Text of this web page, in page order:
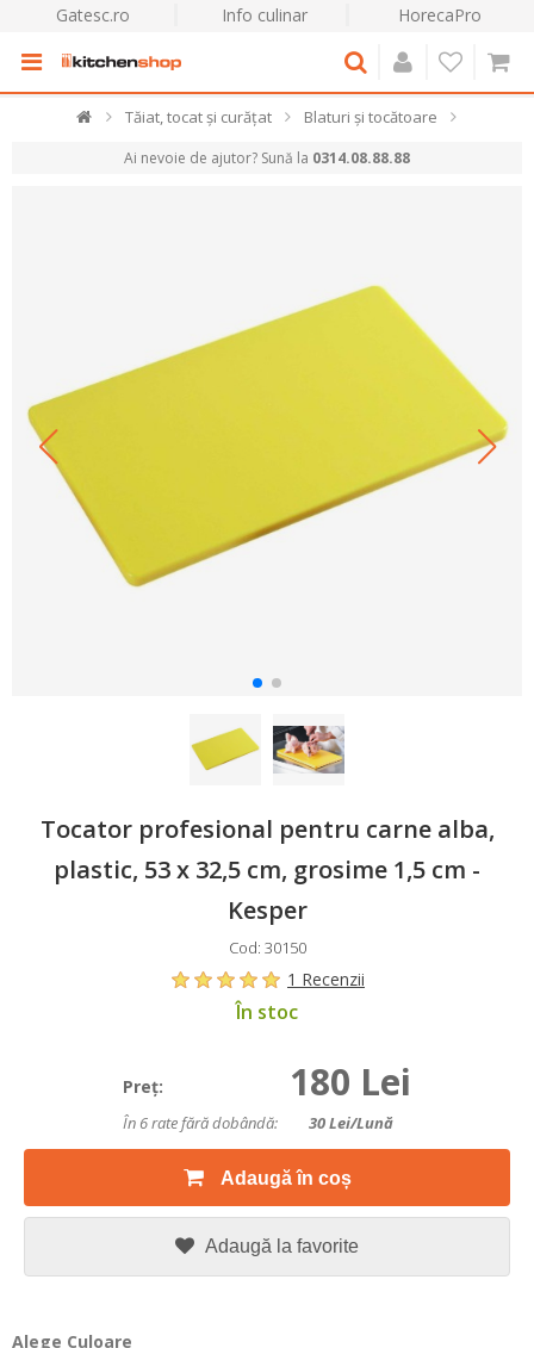
Gatesc.ro Info culinar HorecaPro
Tăiat, tocat și curățat Blaturi și tocătoare
Ai nevoie de ajutor? Sună la 0314.08.88.88
Tocator profesional pentru carne alba,
plastic, 53 x 32,5 cm, grosime 1,5 cm -
Kesper
Cod: 30150
1 Recenzii
În stoc
Preţ: 180 Lei
În 6 rate fără dobândă: 30Lei/lună
Adaugă în coș
Adaugă la favorite
Alege Culoare